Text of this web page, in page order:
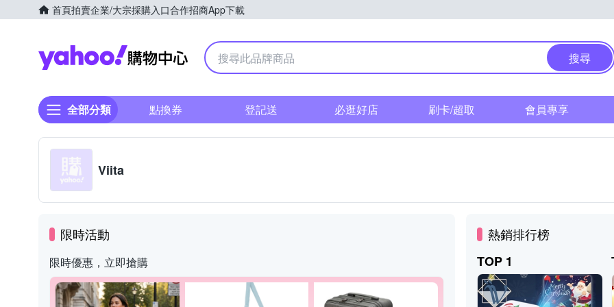
首頁拍賣企業/大宗採購入口合作招商App下載
Yahoo購物中心
搜尋
全部分類 點換券 登記送 必逛好店 刷卡/超取 會員專享
Viita
限時活動
限時優惠，立即搶購
熱銷排行榜
TOP 1